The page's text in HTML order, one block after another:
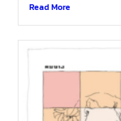
Read More